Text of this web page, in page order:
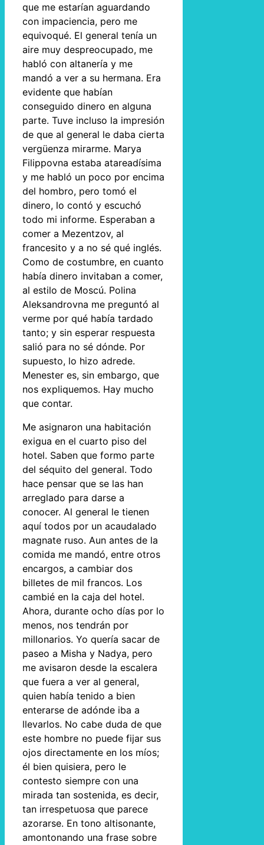
que me estarían aguardando
con impaciencia, pero me
equivoqué. El general tenía un
aire muy despreocupado, me
habló con altanería y me
mandó a ver a su hermana. Era
evidente que habían
conseguido dinero en alguna
parte. Tuve incluso la impresión
de que al general le daba cierta
vergüenza mirarme. Marya
Filippovna estaba atareadísima
y me habló un poco por encima
del hombro, pero tomó el
dinero, lo contó y escuchó
todo mi informe. Esperaban a
comer a Mezentzov, al
francesito y a no sé qué inglés.
Como de costumbre, en cuanto
había dinero invitaban a comer,
al estilo de Moscú. Polina
Aleksandrovna me preguntó al
verme por qué había tardado
tanto; y sin esperar respuesta
salió para no sé dónde. Por
supuesto, lo hizo adrede.
Menester es, sin embargo, que
nos expliquemos. Hay mucho
que contar.
Me asignaron una habitación
exigua en el cuarto piso del
hotel. Saben que formo parte
del séquito del general. Todo
hace pensar que se las han
arreglado para darse a
conocer. Al general le tienen
aquí todos por un acaudalado
magnate ruso. Aun antes de la
comida me mandó, entre otros
encargos, a cambiar dos
billetes de mil francos. Los
cambié en la caja del hotel.
Ahora, durante ocho días por lo
menos, nos tendrán por
millonarios. Yo quería sacar de
paseo a Misha y Nadya, pero
me avisaron desde la escalera
que fuera a ver al general,
quien había tenido a bien
enterarse de adónde iba a
llevarlos. No cabe duda de que
este hombre no puede fijar sus
ojos directamente en los míos;
él bien quisiera, pero le
contesto siempre con una
mirada tan sostenida, es decir,
tan irrespetuosa que parece
azorarse. En tono altisonante,
amontonando una frase sobre